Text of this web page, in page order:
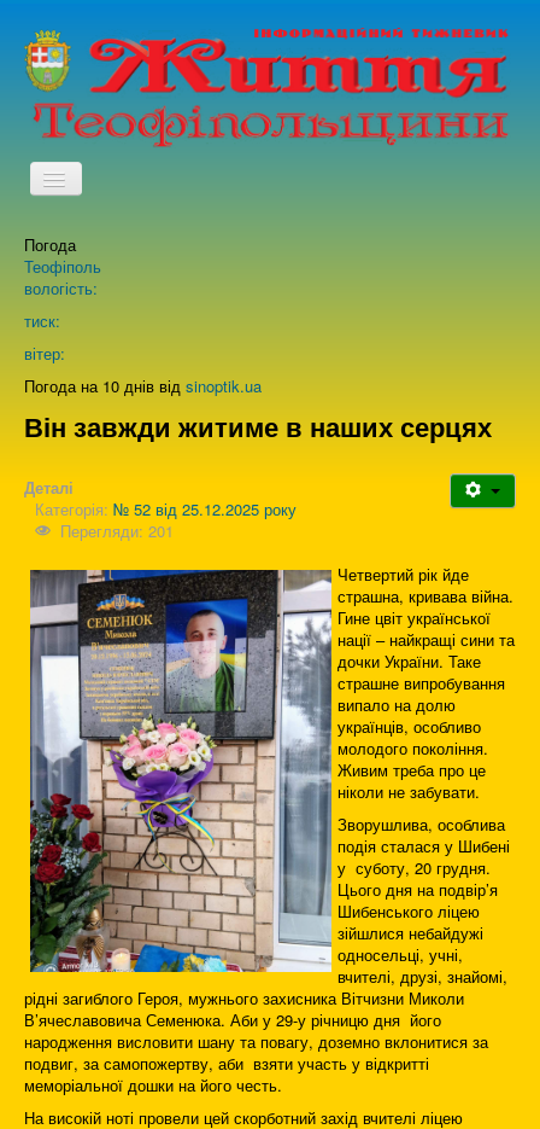
TPL_PROTOSTAR_TOGGLE_MENU
Про нас
Погода
Теофіполь
вологість:
тиск:
вітер:
Погода на 10 днів від sinoptik.ua
Він завжди житиме в наших серцях
Деталі
Категорія: № 52 від 25.12.2025 року
Перегляди: 201
Четвертий рік йде
страшна, кривава війна.
Гине цвіт української
нації – найкращі сини та
дочки України. Таке
страшне випробування
випало на долю
українців, особливо
молодого покоління.
Живим треба про це
ніколи не забувати.
Зворушлива, особлива
подія сталася у Шибені
у суботу, 20 грудня.
Цього дня на подвір’я
Шибенського ліцею
зійшлися небайдужі
односельці, учні,
вчителі, друзі, знайомі,
рідні загиблого Героя, мужнього захисника Вітчизни Миколи
В’ячеславовича Семенюка. Аби у 29-у річницю дня його
народження висловити шану та повагу, доземно вклонитися за
подвиг, за самопожертву, аби взяти участь у відкритті
меморіальної дошки на його честь.
На високій ноті провели цей скорботний захід вчителі ліцею